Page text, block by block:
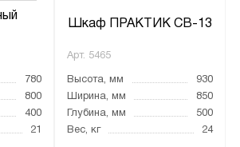
780
800
400
21
Шкаф ПРАКТИК СВ-13
Арт. 5465
Высота, мм
930
Ширина, мм
850
Глубина, мм
500
Вес, кг
24